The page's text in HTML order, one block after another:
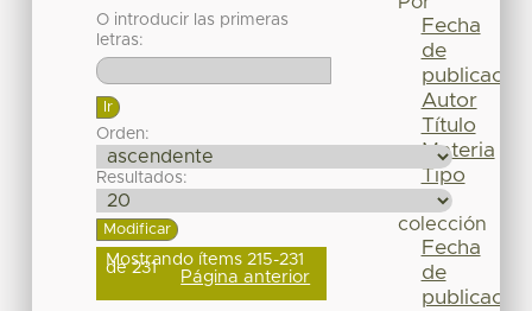
O introducir las primeras
letras:
Orden:
Resultados:
Mostrando ítems 215-231
de 231 Página anterior
Fecha
de
publicación
Autor
Título
Materia
Tipo
colección
Fecha
de
publicación